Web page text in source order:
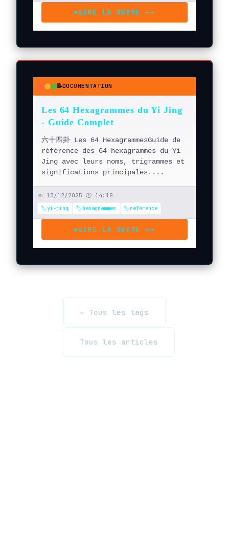
▶LIRE LA SUITE →→
● ● ●📝DOCUMENTATION
Les 64 Hexagrammes du Yi Jing
- Guide Complet
六十四卦 Les 64 HexagrammesGuide de
référence des 64 hexagrammes du Yi
Jing avec leurs noms, trigrammes et
significations principales....
📅 13/12/2025 | 🕐 14:18
🏷️yi-jing
🏷️hexagrammes 🏷️reference
▶LIRE LA SUITE →→
← Tous les tags
Tous les articles